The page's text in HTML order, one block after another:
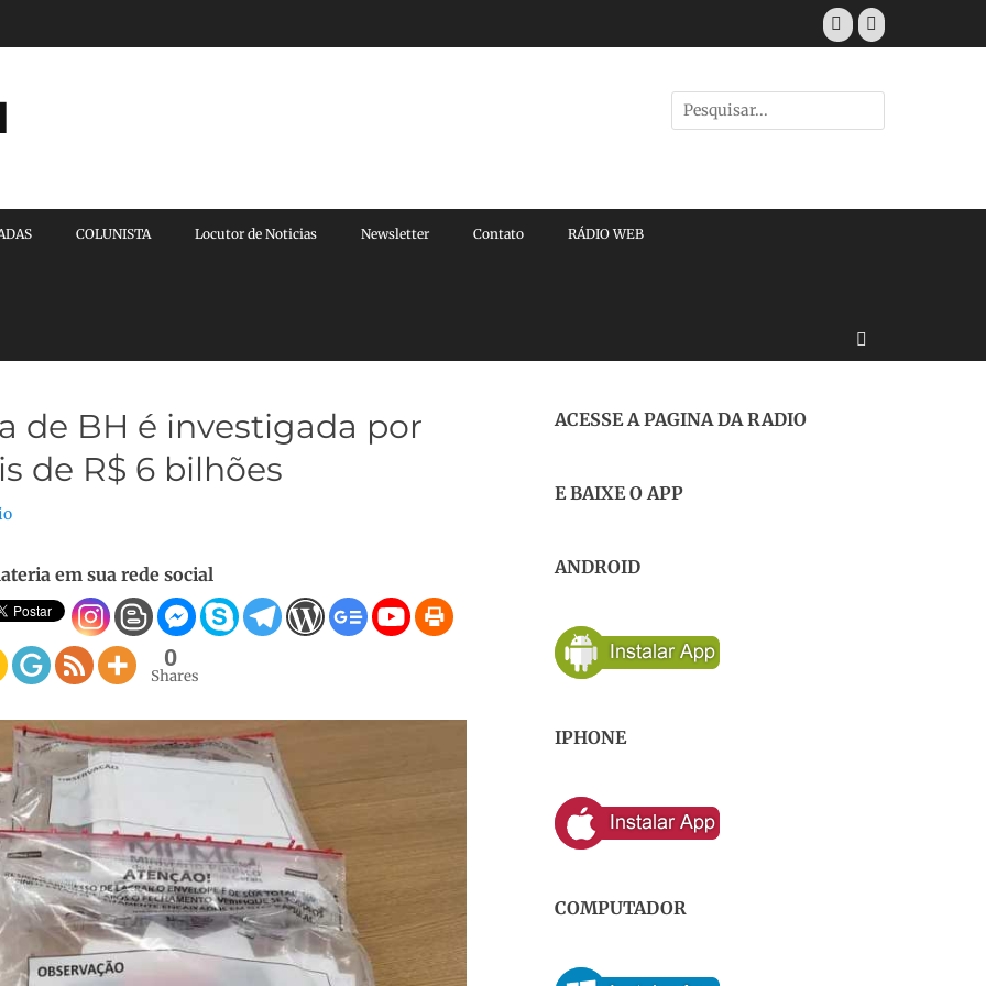
Facebook
E-
mail
Pesquisar
por:
COLUNISTA Locutor de Noticias Newsletter Contato RÁDIO WEB
de BH é investigada por
de R$ 6 bilhões
em sua rede social
0
Shares
ACESSE A PAGINA DA RADIO
E BAIXE O APP
ANDROID
IPHONE
COMPUTADOR